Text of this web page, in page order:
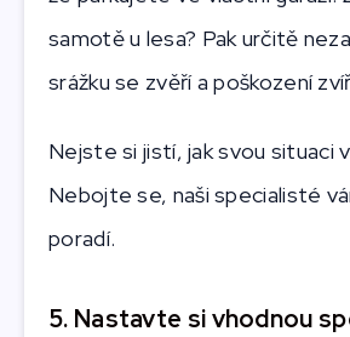
samotě u lesa? Pak určitě
srážku se zvěří a poškození
Nejste si jistí, jak svou situaci
Nebojte se, naši specialisté
poradí.
5. Nastavte si vhodnou